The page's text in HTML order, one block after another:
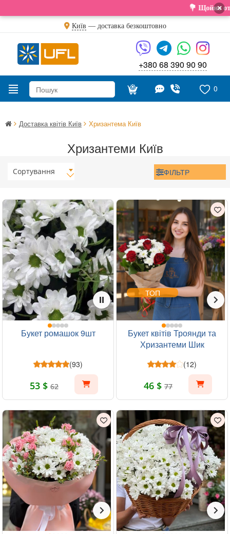
💐 Щойно ×
Київ — доставка безкоштовно
+380 68 390 90 90
0
Доставка квітів Київ Хризантема Київ
Хризантеми Київ
Сортування ФІЛЬТР
Букет ромашок 9шт
(93)
53 $ 62
ТОП
Букет квітів Троянди та
Хризантеми Шик
(12)
46 $ 77